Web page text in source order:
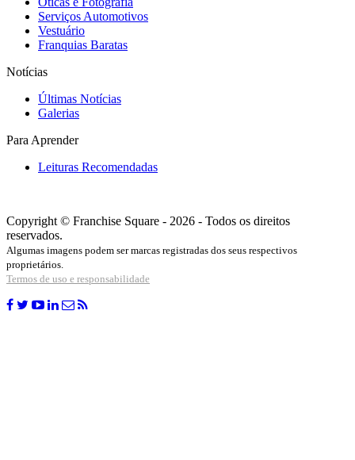
Serviços Automotivos
Vestuário
Franquias Baratas
Notícias
Últimas Notícias
Galerias
Para Aprender
Leituras Recomendadas
Copyright © Franchise Square - 2026 - Todos os direitos
reservados.
Algumas imagens podem ser marcas registradas dos seus respectivos
proprietários.
Termos de uso e responsabilidade